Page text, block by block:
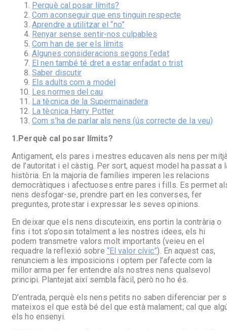
Perquè cal posar límits?
Com aconseguir que ens tinguin respecte
Aprendre a utilitzar el “no”
Renyar sense sentir-nos culpables
Com han de ser els límits
Algunes consideracions segons l’edat
El nen també té dret a estar enfadat o trist
Saber discutir
Els adults com a model
Les normes del cau
La tècnica de la Supermainadera
La tècnica Harry Potter
Com s’ha de parlar als nens (ús correcte de la veu)
1.Perquè cal posar límits?
Antigament, els pares i mestres educaven als nens per
de l’autoritat i el càstig. Per sort, aquest model ha passat a
història. En la majoria de famílies imperen les relacions
democràtiques i afectuoses entre pares i fills. Es permet
nens desfogar-se, prendre part en les converses, fer
preguntes, protestar i expressar les seves opinions.
En deixar que els nens discuteixin, ens portin la contrària o
fins i tot s’oposin totalment a les nostres idees, els hi
podem transmetre valors molt importants (veieu en el
requadre la reflexió sobre “El valor cívic”). En aquest cas,
renunciem a les imposicions i optem per l’afecte com la
millor arma per fer entendre als nostres nens qualsevol
principi. Plantejat així sembla fàcil, però no ho és.
D’entrada, perquè els nens petits no saben diferenciar per
mateixos el que està bé del que està malament; cal que
els ho ensenyi.